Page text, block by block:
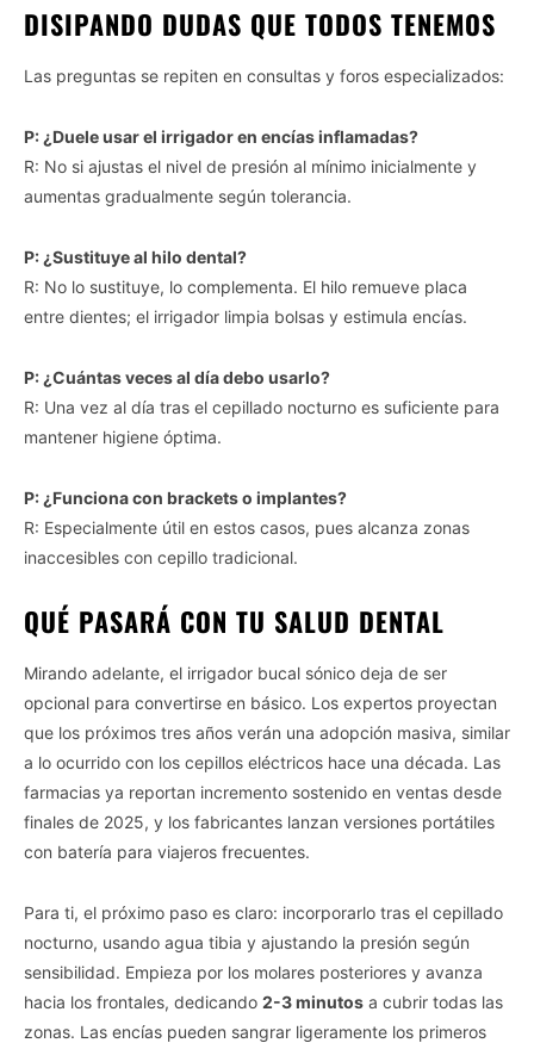
DISIPANDO DUDAS QUE TODOS TENEMOS
Las preguntas se repiten en consultas y foros especializados:
P: ¿Duele usar el irrigador en encías inflamadas?
R: No si ajustas el nivel de presión al mínimo inicialmente y
aumentas gradualmente según tolerancia.
P: ¿Sustituye al hilo dental?
R: No lo sustituye, lo complementa. El hilo remueve placa
entre dientes; el irrigador limpia bolsas y estimula encías.
P: ¿Cuántas veces al día debo usarlo?
R: Una vez al día tras el cepillado nocturno es suficiente para
mantener higiene óptima.
P: ¿Funciona con brackets o implantes?
R: Especialmente útil en estos casos, pues alcanza zonas
inaccesibles con cepillo tradicional.
QUÉ PASARÁ CON TU SALUD DENTAL
Mirando adelante, el irrigador bucal sónico deja de ser
opcional para convertirse en básico. Los expertos proyectan
que los próximos tres años verán una adopción masiva, similar
a lo ocurrido con los cepillos eléctricos hace una década. Las
farmacias ya reportan incremento sostenido en ventas desde
finales de 2025, y los fabricantes lanzan versiones portátiles
con batería para viajeros frecuentes.
Para ti, el próximo paso es claro: incorporarlo tras el cepillado
nocturno, usando agua tibia y ajustando la presión según
sensibilidad. Empieza por los molares posteriores y avanza
hacia los frontales, dedicando 2-3 minutos a cubrir todas las
zonas. Las encías pueden sangrar ligeramente los primeros